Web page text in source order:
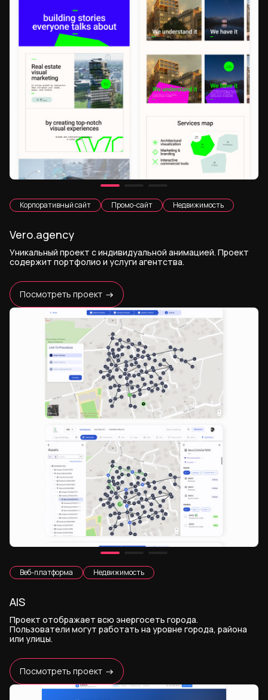
Корпоративный сайт Промо-сайт Недвижимость
Vero.agency
Уникальный проект с индивидуальной анимацией. Проект
содержит портфолио и услуги агентства.
Посмотреть проект
Веб-платформа Недвижимость
AIS
Проект отображает всю энергосеть города.
Пользователи могут работать на уровне города, района
или улицы.
Посмотреть проект